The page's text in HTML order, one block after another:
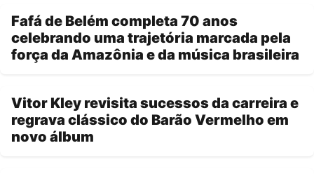
Fafá de Belém completa 70 anos
celebrando uma trajetória marcada pela
força da Amazônia e da música brasileira
Vitor Kley revisita sucessos da carreira e
regrava clássico do Barão Vermelho em
novo álbum